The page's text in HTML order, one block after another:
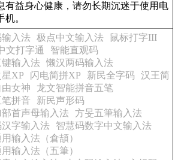
有益身心健康，请勿长期沉迷于使用电
机。
输入法 极点中文输入法
鼠标打字III
文打字通
智能直观码
输入法 懒汉两码输入法
XP
闪电简拼XP 新民全字码
汉王简
女神
龙文智能拼音五笔
拼音
新民声形码
首声母输入法 方旻五筆输入法
汉字输入法
智慧码数字中文输入法
输入法（倉頡）
输入法（五筆）